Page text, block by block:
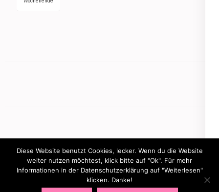
mamasbusiness.de
Diese Website benutzt Cookies, lecker. Wenn du die Website
weiter nutzen möchtest, klick bitte auf "Ok". Für mehr
Informationen in der Datenschutzerklärung auf "Weiterlesen"
klicken. Danke!